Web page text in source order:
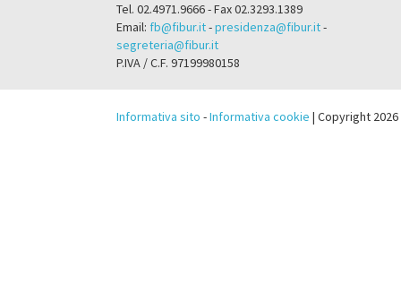
Tel. 02.4971.9666 - Fax 02.3293.1389
Email: fb@fibur.it-presidenza@fibur.it-
segreteria@fibur.it
P.IVA / C.F. 97199980158
Informativa sito -Informativa cookie | Copyright